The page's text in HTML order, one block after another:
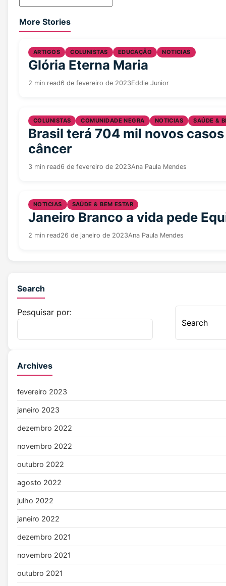
More Stories
ARTIGOS COLUNISTAS EDUCAÇÃO NOTICIAS
Glória Eterna Maria
2 min read6 de fevereiro de 2023Eddie Junior
COLUNISTAS COMUNIDADE NEGRA NOTICIAS SAÚDE &
Brasil terá 704 mil novos
câncer
3 min read6 de fevereiro de 2023Ana Paula Mendes
NOTICIAS SAÚDE & BEM ESTAR
Janeiro Branco a vida pede
2 min read26 de janeiro de 2023Ana Paula Mendes
Search
Pesquisar por:
Archives
fevereiro 2023
janeiro 2023
dezembro 2022
novembro 2022
outubro 2022
agosto 2022
julho 2022
janeiro 2022
dezembro 2021
novembro 2021
outubro 2021